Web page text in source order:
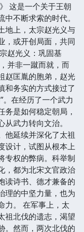
这是一个关于王朝
不断求索的时代。
地上，太宗赵光义与
，或开创局面，共同
赵光义：巩固基
并非一蹴而就，而
赵匡胤的胞弟，赵光
和务实的方式接过了
。在经历了一个武力
是如何稳定朝局，
武力转向文治。
他延续并深化了太祖
设计，试图从根本上
专权的弊病。科举制
，都为北宋文官政治
读诗书、德才兼备的
理的中坚力量，也为
力。 在军事上，太
祖北伐的遗志，渴望
。然而，两次北伐的